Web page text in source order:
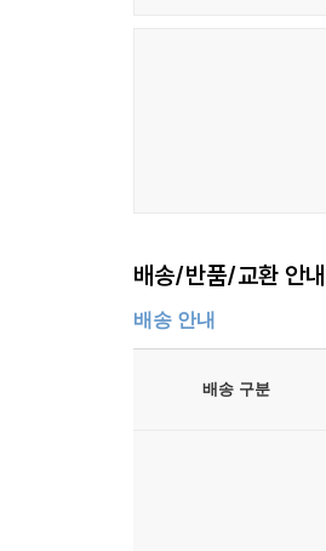
배송/반품/교환 안내
배송 안내
배송 구분